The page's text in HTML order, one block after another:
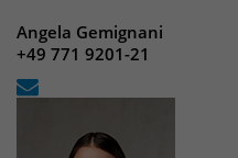
Angela Gemignani
+49 771 9201-21